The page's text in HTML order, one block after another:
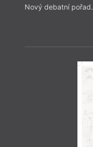
Nový debatní pořad.